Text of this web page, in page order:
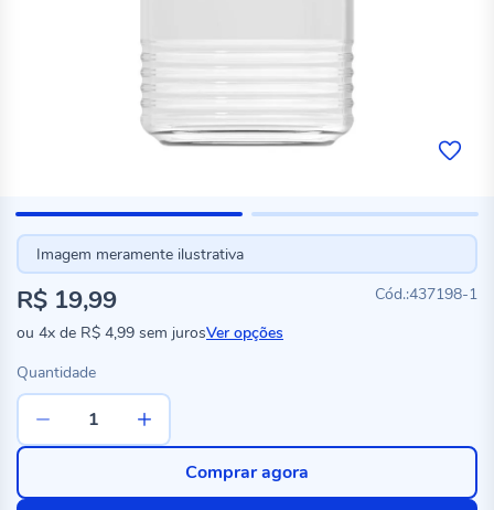
Imagem meramente ilustrativa
437198-1
R$ 19,99
ou 4x de R$ 4,99 sem jurosVer opções
Quantidade
Comprar agora